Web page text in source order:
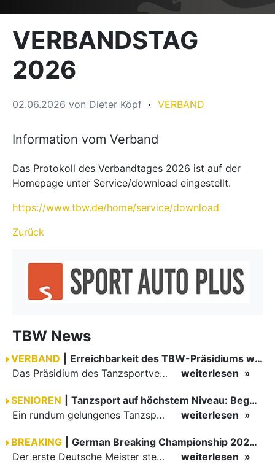
VERBANDSTAG
2026
02.06.2026 von Dieter Köpf VERBAND
Information vom Verband
Das Protokoll des Verbandtages 2026 ist auf der
Homepage unter Service/download eingestellt.
https://www.tbw.de/home/service/download
Zurück
TBW News
VERBAND
Erreichbarkeit des TBW-Präsidiums während der GOC 2026
Das Präsidium des Tanzsportverbandes Baden-Württemberg (TBW) ist in der Zeit vom 09.08.2026 bis einschließlich 16.08.2026 nicht erreichbar. Da alle Präsidiumsmitglieder vor Ort bei den German Open…
weiterlesen
SENIOREN
Tanzsport auf höchstem Niveau: Begeisterung bei den Turnieren in…
Ein rundum gelungenes Tanzsport-Wochenende liegt hinter den Paaren und Organisatoren in Enzklösterle. Am 1. und 2. August 2026 verwandelte sich die Festhalle wieder in einen lebendigen Mittelpunkt des…
weiterlesen
BREAKING
German Breaking Championship 2026 in Hannover
Der erste Deutsche Meister steht fest B-Boy Roman siegt bei den Juniors
weiterlesen